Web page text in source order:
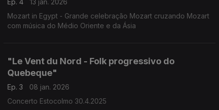
Ep. 4
13 jan. 2026
Mozart in Egypt - Grande celebração Mozart cruzando Mozart
com música do Médio Oriente e da Ásia
"Le Vent du Nord - Folk progressivo do
Quebeque"
Ep. 3
08 jan. 2026
Concerto Estocolmo 30.4.2025